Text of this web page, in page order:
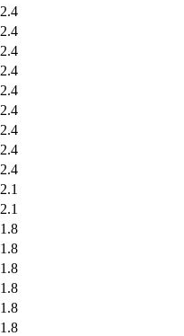
2.4
2.4
2.4
2.4
2.4
2.4
2.4
2.4
2.4
2.1
2.1
1.8
1.8
1.8
1.8
1.8
1.8